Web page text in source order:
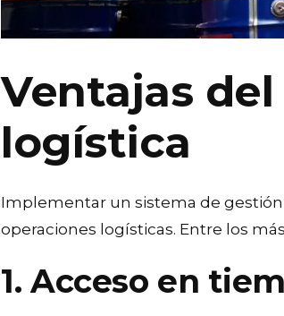
Ventajas
logística
Implementar un sistema de gestión
operaciones logísticas. Entre los
1. Acceso en